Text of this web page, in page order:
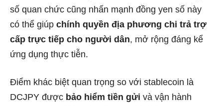
số quan chức cũng nhấn mạnh đồng yen số này
có thể giúp chính quyền địa phương chi trả trợ
cấp trực tiếp cho người dân, mở rộng đáng kể
ứng dụng thực tiễn.
Điểm khác biệt quan trọng so với stablecoin là
DCJPY được bảo hiểm tiền gửi và vận hành